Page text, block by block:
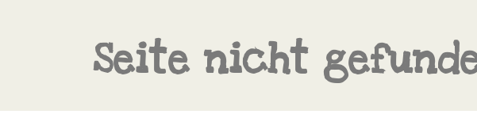
Seite nicht